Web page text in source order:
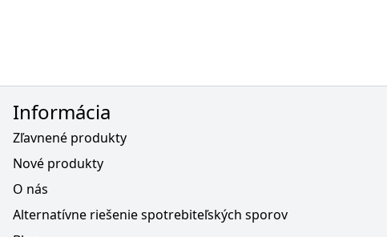
Informácia
Zľavnené produkty
Nové produkty
O nás
Alternatívne riešenie spotrebiteľských sporov